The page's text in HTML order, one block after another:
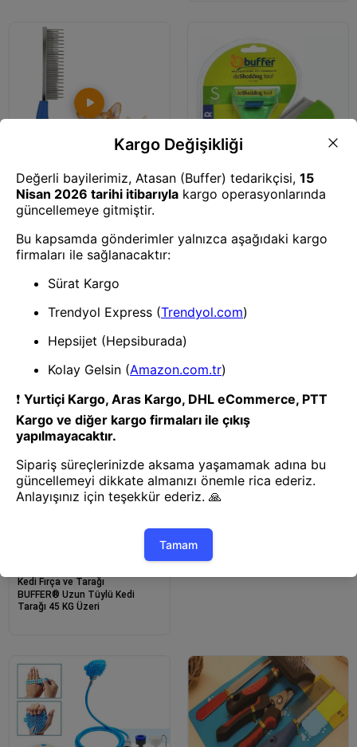
Kedi Fırça ve Tarağı
BUFFER® Tüy Açıcı Kedi Köpek
Evcil Hayvan Bakım Fırçası
Kedi Fırça ve Tarağı
BUFFER® Uzun Tüylü Kedi
Tarağı 45 KG Üzeri
Kedi Fırça ve Tarağı
Basmalı Pet Tarağı